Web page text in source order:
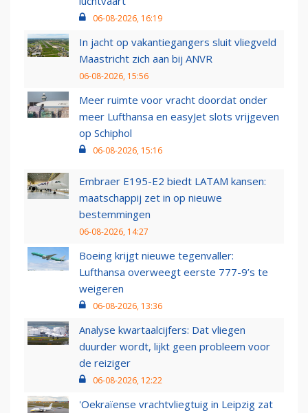
06-08-2026, 16:19
In jacht op vakantiegangers sluit vliegveld
Maastricht zich aan bij ANVR
06-08-2026, 15:56
Meer ruimte voor vracht doordat onder
meer Lufthansa en easyJet slots vrijgeven
op Schiphol
06-08-2026, 15:16
Embraer E195-E2 biedt LATAM kansen:
maatschappij zet in op nieuwe
bestemmingen
06-08-2026, 14:27
Boeing krijgt nieuwe tegenvaller:
Lufthansa overweegt eerste 777-9’s te
weigeren
06-08-2026, 13:36
Analyse kwartaalcijfers: Dat vliegen
duurder wordt, lijkt geen probleem voor
de reiziger
06-08-2026, 12:22
'Oekraïense vrachtvliegtuig in Leipzig zat